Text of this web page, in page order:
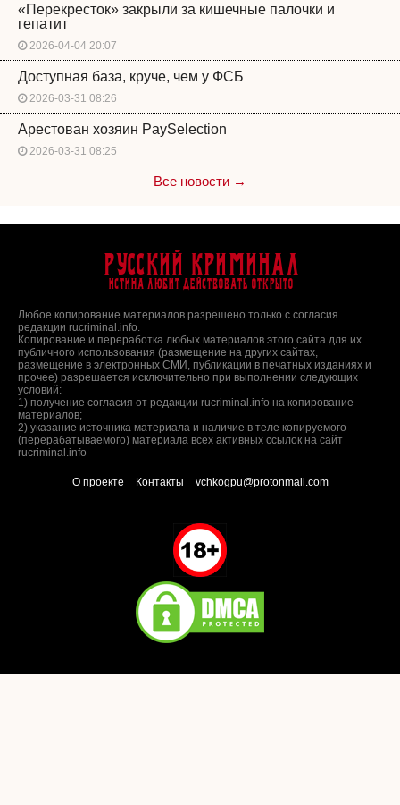
«Перекресток» закрыли за кишечные палочки и
гепатит
2026-04-04 20:07
Доступная база, круче, чем у ФСБ
2026-03-31 08:26
Арестован хозяин PaySelection
2026-03-31 08:25
Все новости →
Русский Криминал
Истина любит действовать открыто
Любое копирование материалов разрешено только с согласия
редакции rucriminal.info.
Копирование и переработка любых материалов этого сайта для их
публичного использования (размещение на других сайтах,
размещение в электронных СМИ, публикации в печатных изданиях и
прочее) разрешается исключительно при выполнении следующих
условий:
1) получение согласия от редакции rucriminal.info на копирование
материалов;
2) указание источника материала и наличие в теле копируемого
(перерабатываемого) материала всех активных ссылок на сайт
rucriminal.info
О проекте Контакты vchkogpu@protonmail.com